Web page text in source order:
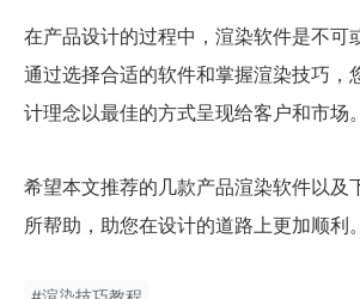
在产品设计的过程中，渲染软件是不可
通过选择合适的软件和掌握渲染技巧，
计理念以最佳的方式呈现给客户和市场。
希望本文推荐的几款产品渲染软件以及
所帮助，助您在设计的道路上更加顺利。